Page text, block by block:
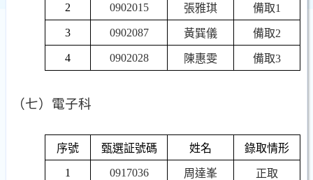
2 0902015 張雅琪 備取1
3 0902087 黃巽儀 備取2
4 0902028 陳惠雯 備取3
（七）電子科
序號 甄選証號碼 姓名 錄取情形
1 0917036 周達峯 正取